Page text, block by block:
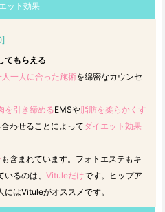
ット効果
てもらえる
人一人に合った施術を綿密なカウンセ
を引き締めるEMSや脂肪を柔らかくす
わせることによってダイエット効果
も含まれています。フォトエステもキ
るのは、 Vituleだけです。ヒップア
はVituleがオススメです。